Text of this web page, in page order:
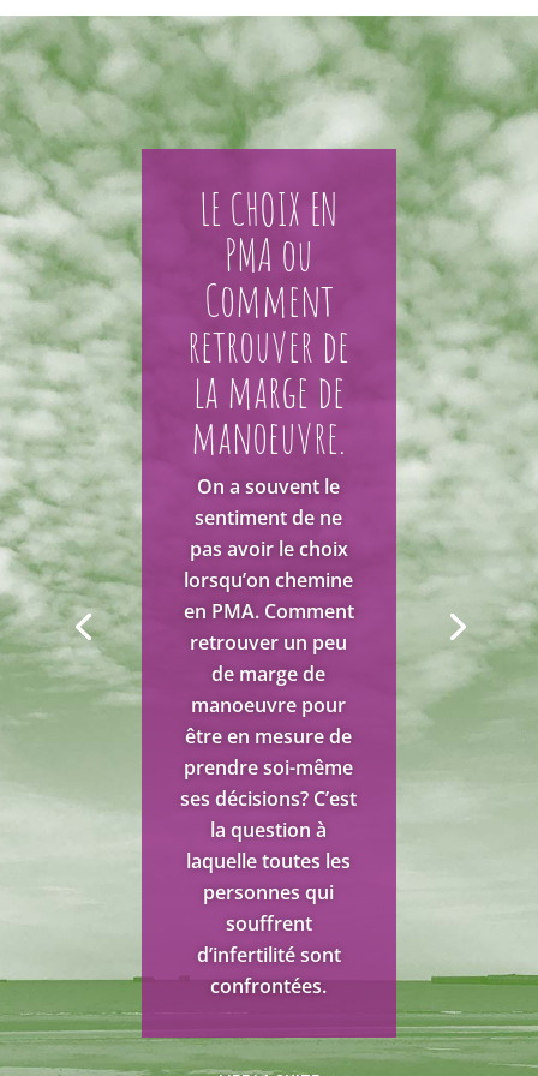
LE CHOIX EN
PMA ou
Comment
retrouver de
la marge de
manoeuvre.
On a souvent le
sentiment de ne
pas avoir le choix
lorsqu’on chemine
en PMA. Comment
retrouver un peu
de marge de
manoeuvre pour
être en mesure de
prendre soi-même
ses décisions? C’est
la question à
laquelle toutes les
personnes qui
souffrent
d’infertilité sont
confrontées.
ACCUEILLIR LE
DON
D’OVOCYTES
Accueillir le don
d’ovocytes
demande souvent
un travail sur soi.
Les
questionnements
soulevés par le
don, notamment la
place de la mère,
convoquent
souvent des
injonctions
inconscientes, des
événements non
digérés et ils sont
révélateurs d’un
système de valeurs
qu’on ne
soupçonne pas
toujours. Parfois le
processus
s’opère simplement